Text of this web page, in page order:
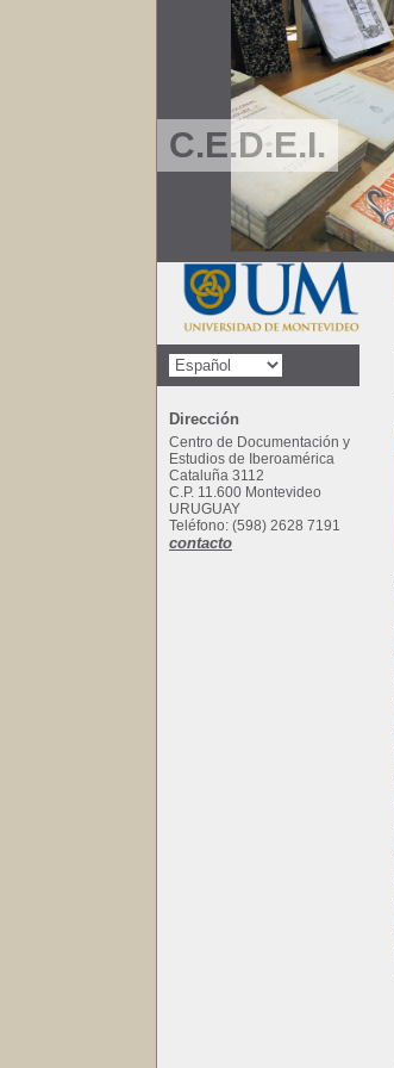
C.E.D.E.I.
Dirección
Centro de Documentación y
Estudios de Iberoamérica
Cataluña 3112
C.P. 11.600 Montevideo
URUGUAY
Teléfono: (598) 2628 7191
contacto